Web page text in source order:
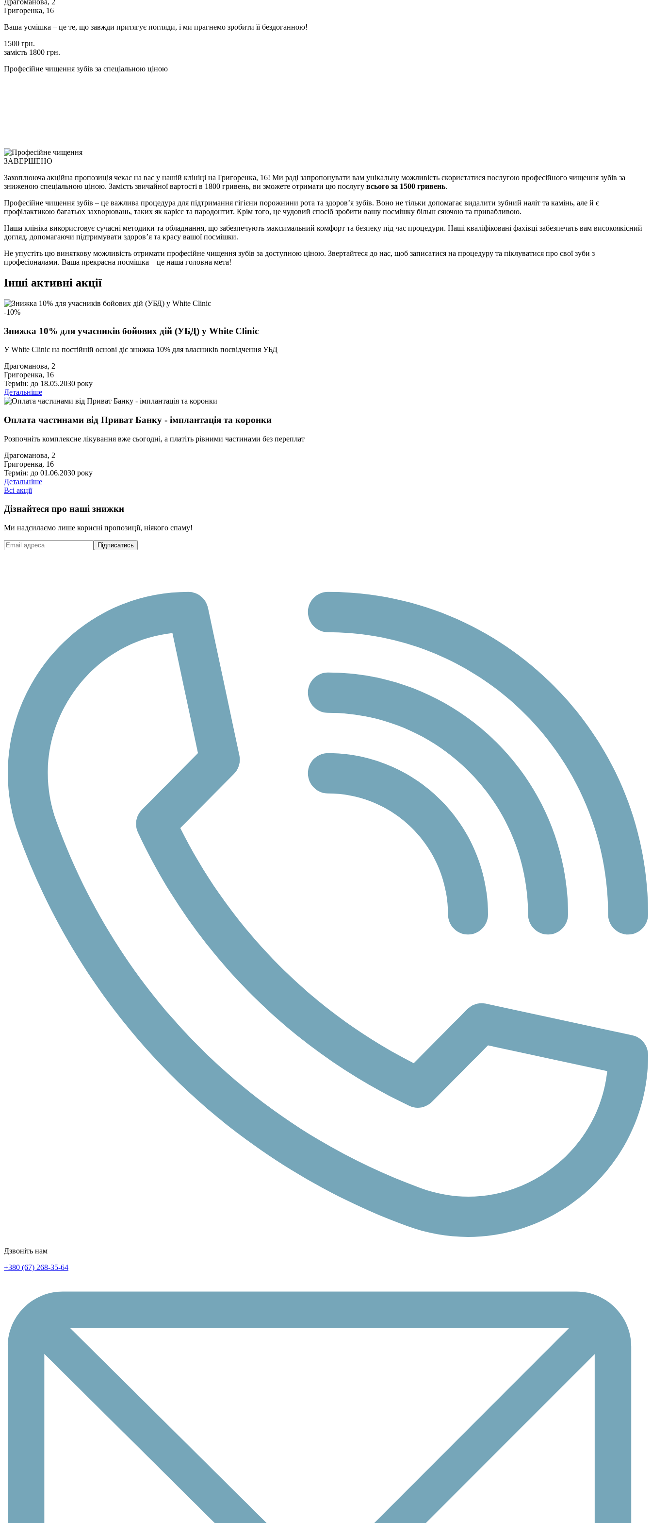
Григоренка, 16
Ваша усмішка – це те, що завжди притягує погляди, і ми прагнемо зробити її бездоганною!
1500 грн.
замість 1800 грн.
Професійне чищення зубів за спеціальною ціною
ЗАВЕРШЕНО
Захоплююча акційна пропозиція чекає на вас у нашій клініці на Григоренка, 16! Ми раді запропонувати вам унікальну можливість скористатися послугою професійного чищення зубів за
зниженою спеціальною ціною. Замість звичайної вартості в 1800 гривень, ви зможете отримати цю послугу всього за 1500 гривень.
Професійне чищення зубів – це важлива процедура для підтримання гігієни порожнини рота та здоров’я зубів. Воно не тільки допомагає видалити зубний наліт та камінь, але й є
профілактикою багатьох захворювань, таких як карієс та пародонтит. Крім того, це чудовий спосіб зробити вашу посмішку більш сяючою та привабливою.
Наша клініка використовує сучасні методики та обладнання, що забезпечують максимальний комфорт та безпеку під час процедури. Наші кваліфіковані фахівці забезпечать вам високоякісний
догляд, допомагаючи підтримувати здоров’я та красу вашої посмішки.
Не упустіть цю виняткову можливість отримати професійне чищення зубів за доступною ціною. Звертайтеся до нас, щоб записатися на процедуру та піклуватися про свої зуби з
професіоналами. Ваша прекрасна посмішка – це наша головна мета!
Інші активні акції
-10%
Знижка 10% для учасників бойових дій (УБД) у White Clinic
У White Clinic на постійній основі діє знижка 10% для власників посвідчення УБД
Драгоманова, 2
Григоренка, 16
Термін: до 18.05.2030 року
Детальніше
Оплата частинами від Приват Банку - імплантація та коронки
Розпочніть комплексне лікування вже сьогодні, а платіть рівними частинами без переплат
Драгоманова, 2
Григоренка, 16
Термін: до 01.06.2030 року
Детальніше
Всі акції
Дізнайтеся про наші знижки
Ми надсилаємо лише корисні пропозиції, ніякого спаму!
Підписатись
Дзвоніть нам
+380 (67) 268-35-64